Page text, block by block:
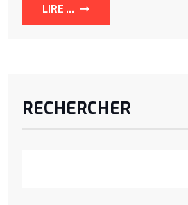
LIRE ...
RECHERCHER